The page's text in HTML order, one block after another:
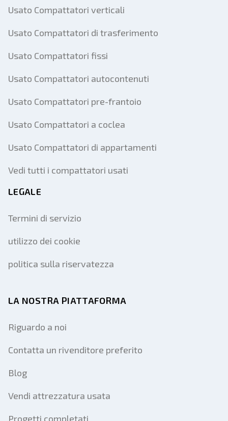
Usato Compattatori verticali
Usato Compattatori di trasferimento
Usato Compattatori fissi
Usato Compattatori autocontenuti
Usato Compattatori pre-frantoio
Usato Compattatori a coclea
Usato Compattatori di appartamenti
Vedi tutti i compattatori usati
LEGALE
Termini di servizio
utilizzo dei cookie
politica sulla riservatezza
LA NOSTRA PIATTAFORMA
Riguardo a noi
Contatta un rivenditore preferito
Blog
Vendi attrezzatura usata
Progetti completati